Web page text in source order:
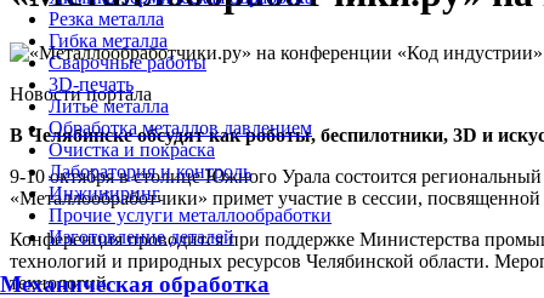
Резка металла
Гибка металла
Сварочные работы
3D-печать
Литьё металла
Обработка металлов давлением
Очистка и покраска
Лаборатория и контроль
Инжиниринг
Прочие услуги металлообработки
Изготовление деталей
Механическая обработка
Новости портала
В Челябинске обсудят как роботы, беспилотники, 3D и
9-10 октября в столице Южного Урала состоится
«Металлообработчики» примет участие в сессии,
Конференция проводится при поддержке Министерства
технологий и природных ресурсов Челябинской области.
технологий.